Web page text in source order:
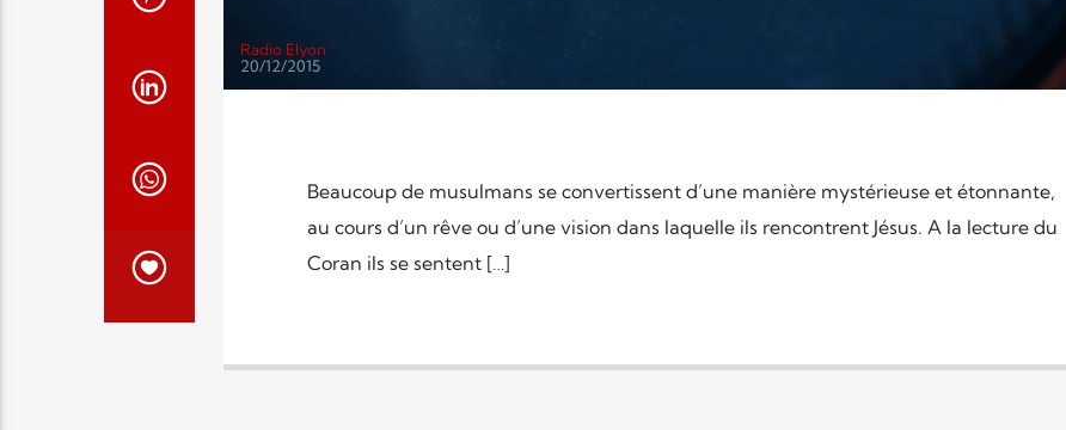
Radio Elyon
20/12/2015
Beaucoup de musulmans se convertissent d’une manière mystérieuse et étonnante,
au cours d’un rêve ou d’une vision dans laquelle ils rencontrent Jésus. A la lecture du
Coran ils se sentent […]